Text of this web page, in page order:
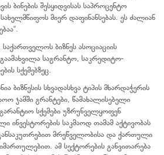
ბინების შესყიდვისას საპროცენტო
მიერ დაფინანსებას. ეს ძალიან
ბიზნეს ასოციაციის
საგრანტო, საკრედიტო-
სქემებზეც.
ბიზნესის სხვადასხვა ტიპის მხარდაჭერის
ჯამში გრანტები, წამახალისებელი
სქემები უზრუნველყოფენ
ინვესტორების საკმაოდ თამამ აქტივობას
მრეწველობისა და ქართული
ამ სექტორების განვითარება